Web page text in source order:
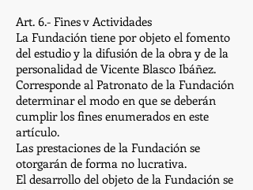
Art. 6.- Fines v Actividades
La Fundación tiene por objeto el fomento
del estudio y la difusión de la obra y de la
personalidad de Vicente Blasco Ibáñez.
Corresponde al Patronato de la Fundación
determinar el modo en que se deberán
cumplir los fines enumerados en este
artículo.
Las prestaciones de la Fundación se
otorgarán de forma no lucrativa.
El desarrollo del objeto de la Fundación se